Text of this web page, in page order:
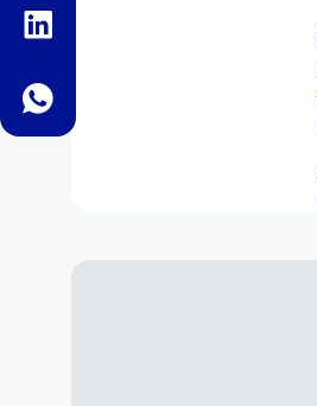
linkedin
whatsapp